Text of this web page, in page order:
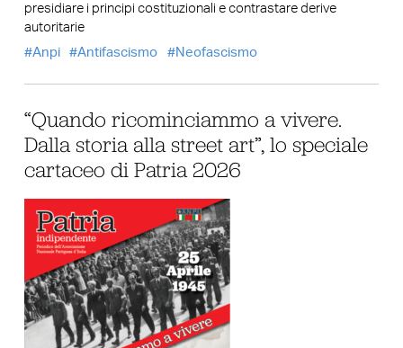
presidiare i principi costituzionali e contrastare derive
autoritarie
Anpi
Antifascismo Neofascismo
“Quando ricominciammo a vivere.
Dalla storia alla street art”, lo speciale
cartaceo di Patria 2026